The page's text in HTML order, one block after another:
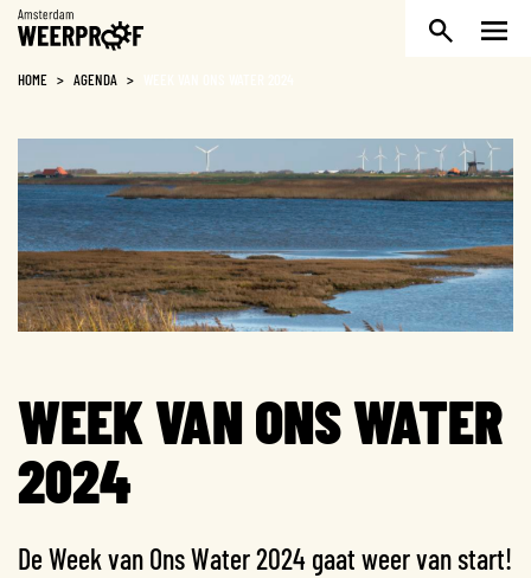
Weerproof
HOME > AGENDA >
WEEK VAN ONS WATER
2024
De Week van Ons Water 2024 gaat weer van start!